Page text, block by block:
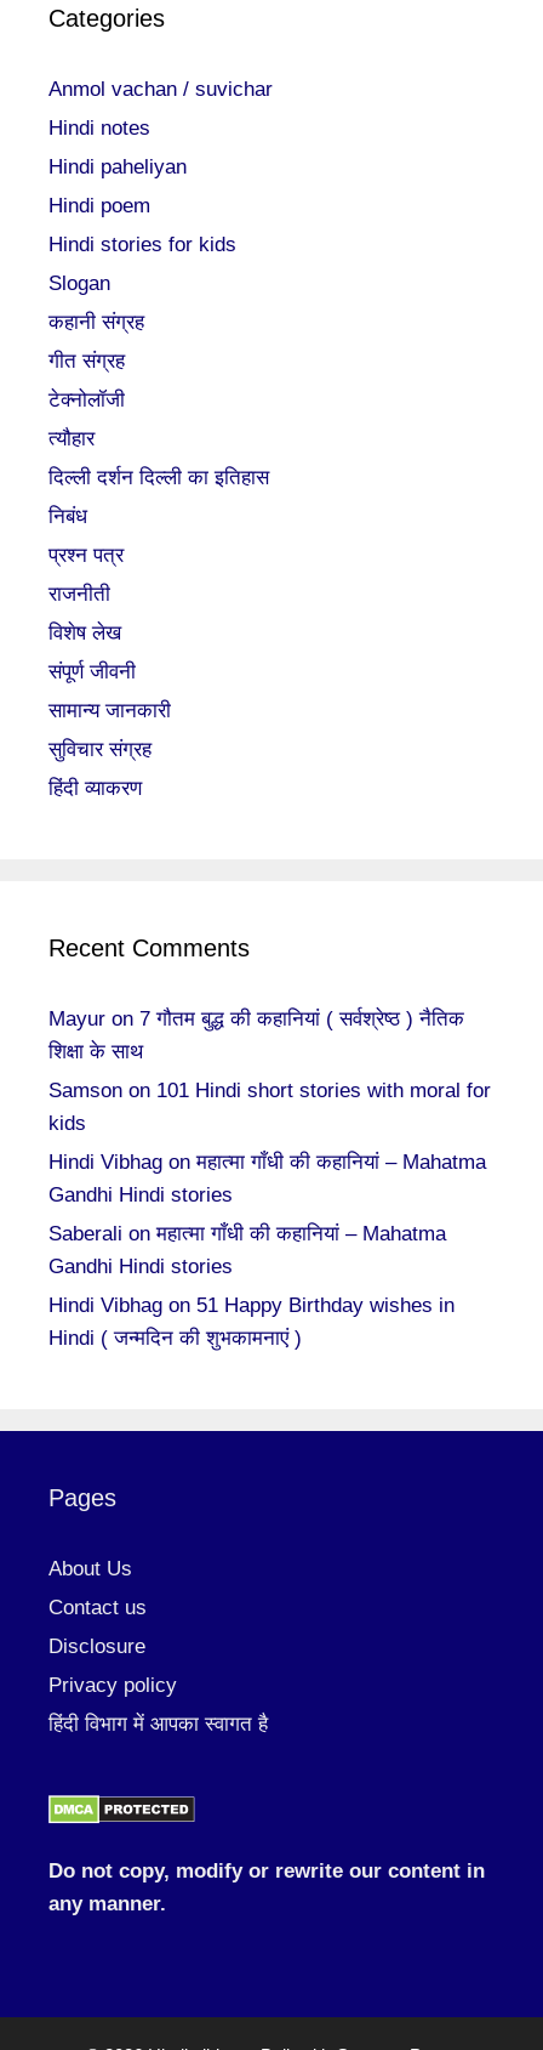
Categories
Anmol vachan / suvichar
Hindi notes
Hindi paheliyan
Hindi poem
Hindi stories for kids
Slogan
कहानी संग्रह
गीत संग्रह
टेक्नोलॉजी
त्यौहार
दिल्ली दर्शन दिल्ली का इतिहास
निबंध
प्रश्न पत्र
राजनीती
विशेष लेख
संपूर्ण जीवनी
सामान्य जानकारी
सुविचार संग्रह
हिंदी व्याकरण
Recent Comments
Mayur on 7 गौतम बुद्ध की कहानियां ( सर्वश्रेष्ठ ) नैतिक
शिक्षा के साथ
Samson on 101 Hindi short stories with moral for
kids
Hindi Vibhag onमहात्मा गाँधी की कहानियां – Mahatma
Gandhi Hindi stories
Saberali onमहात्मा गाँधी की कहानियां – Mahatma
Gandhi Hindi stories
Hindi Vibhag on 51 Happy Birthday wishes in
Hindi ( जन्मदिन की शुभकामनाएं )
Pages
About Us
Contact us
Disclosure
Privacy policy
हिंदी विभाग में आपका स्वागत है
Do not copy, modify or rewrite our content in
any manner.